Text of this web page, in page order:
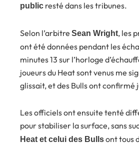
public resté dans les tribunes.
Selon l’arbitre Sean Wright, les
ont été données pendant les
minutes 13 sur l’horloge
joueurs du Heat sont venus me
glissait, et des Bulls ont confirmé
Les officiels ont ensuite tenté
pour stabiliser la surface, sans
Heat et celui des Bullsont tous